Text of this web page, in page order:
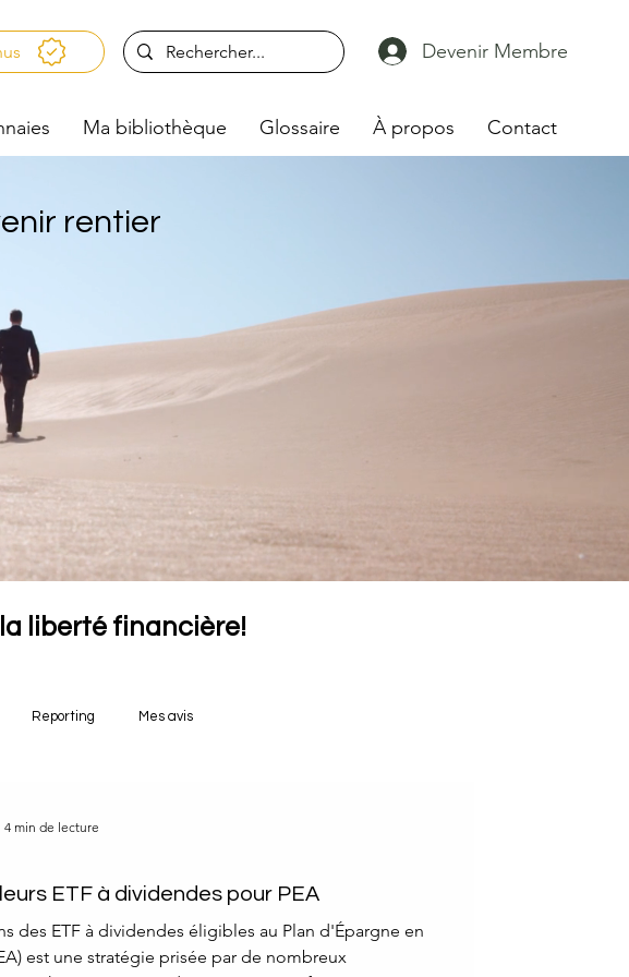
Devenir Membre
Ma bibliothèque Glossaire À propos Contact
rentier
liberté financière!
Reporting Mes avis
ETF à dividendes pour PEA
des ETF à dividendes éligibles au Plan d'Épargne en
est une stratégie prisée par de nombreux
4 min de lecture